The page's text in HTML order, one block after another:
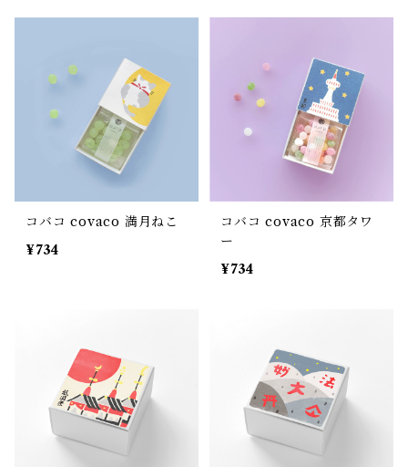
コバコ covaco 満月ねこ
¥734
コバコ covaco 京都タワ
ー
¥734